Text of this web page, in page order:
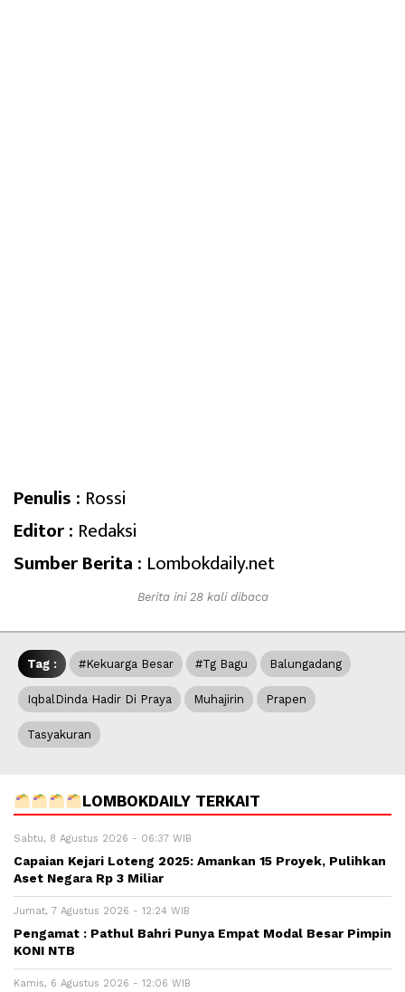
Penulis : Rossi
Editor : Redaksi
Sumber Berita : Lombokdaily.net
Berita ini 28 kali dibaca
Tag : #Kekuarga Besar #Tg Bagu Balungadang
IqbalDinda Hadir Di Praya Muhajirin Prapen
Tasyakuran
LOMBOKDAILY TERKAIT
Sabtu, 8 Agustus 2026 - 06:37 WIB
Capaian Kejari Loteng 2025: Amankan 15 Proyek, Pulihkan
Aset Negara Rp 3 Miliar
Jumat, 7 Agustus 2026 - 12:24 WIB
Pengamat : Pathul Bahri Punya Empat Modal Besar Pimpin
KONI NTB
Kamis, 6 Agustus 2026 - 12:06 WIB